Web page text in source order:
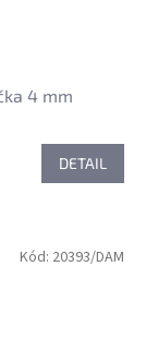
4 mm
DETAIL
Kód: 20393/DAM